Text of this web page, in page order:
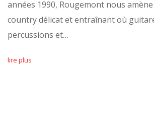
années 1990, Rougemont nous
country délicat et entraînant où
percussions et…
lire plus